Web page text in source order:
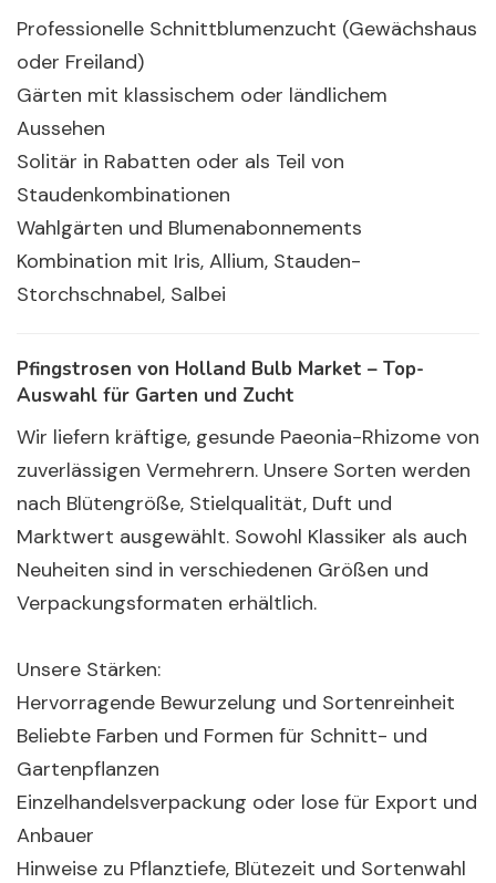
Professionelle Schnittblumenzucht (Gewächshaus
oder Freiland)
Gärten mit klassischem oder ländlichem
Aussehen
Solitär in Rabatten oder als Teil von
Staudenkombinationen
Wahlgärten und Blumenabonnements
Kombination mit Iris, Allium, Stauden-
Storchschnabel, Salbei
Pfingstrosen von Holland Bulb Market – Top-
Auswahl für Garten und Zucht
Wir liefern kräftige, gesunde Paeonia-Rhizome von
zuverlässigen Vermehrern. Unsere Sorten werden
nach Blütengröße, Stielqualität, Duft und
Marktwert ausgewählt. Sowohl Klassiker als auch
Neuheiten sind in verschiedenen Größen und
Verpackungsformaten erhältlich.
Unsere Stärken:
Hervorragende Bewurzelung und Sortenreinheit
Beliebte Farben und Formen für Schnitt- und
Gartenpflanzen
Einzelhandelsverpackung oder lose für Export und
Anbauer
Hinweise zu Pflanztiefe, Blütezeit und Sortenwahl